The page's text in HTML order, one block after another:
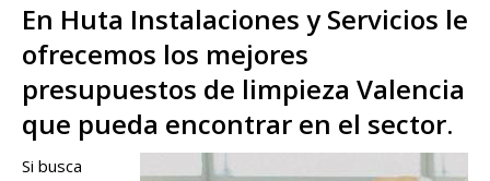
En Huta Instalaciones y Servicios le
ofrecemos los mejores
presupuestos de limpieza Valencia
que pueda encontrar en el sector.
Si busca